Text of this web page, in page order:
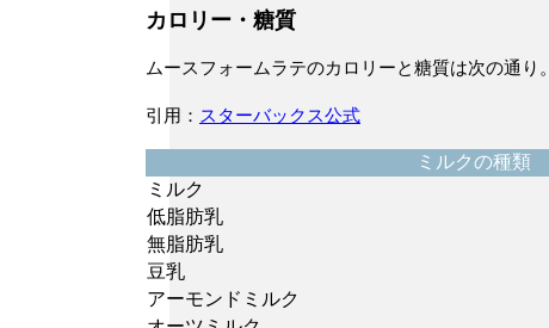
カロリー・糖質
ムースフォームラテのカロリーと糖質は次の通り。
引用： スターバックス公式
ミルクの種類
ミルク
低脂肪乳
無脂肪乳
豆乳
アーモンドミルク